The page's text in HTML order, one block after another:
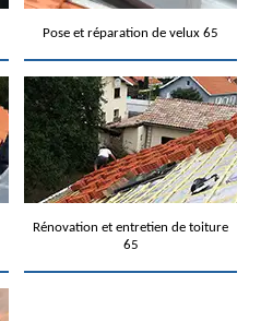
Pose et réparation de velux 65
Rénovation et entretien de toiture
65